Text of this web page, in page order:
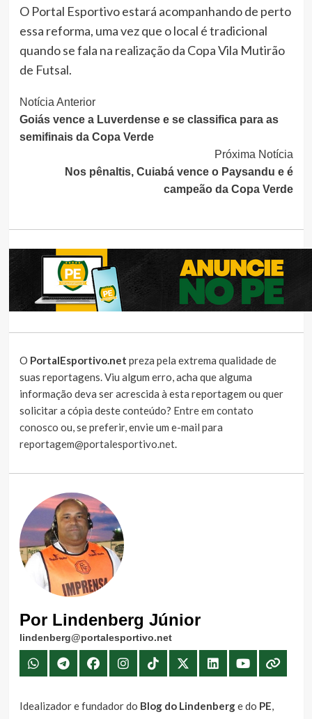
O Portal Esportivo estará acompanhando de perto
essa reforma, uma vez que o local é tradicional
quando se fala na realização da Copa Vila Mutirão
de Futsal.
Continue
Lendo
Notícia Anterior
Goiás vence a Luverdense e se classifica para as
semifinais da Copa Verde
Próxima Notícia
Nos pênaltis, Cuiabá vence o Paysandu e é
campeão da Copa Verde
O PortalEsportivo.net preza pela extrema qualidade de
suas reportagens. Viu algum erro, acha que alguma
informação deva ser acrescida à esta reportagem ou quer
solicitar a cópia deste conteúdo? Entre em contato
conosco ou, se preferir, envie um e-mail para
reportagem@portalesportivo.net.
Por Lindenberg Júnior
lindenberg@portalesportivo.net
Idealizador e fundador do Blog do Lindenberge do PE,